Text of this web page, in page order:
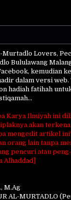
Murtadlo Lovers,
Bululawang
kemudian
dalam versi web.
hadiah fatihah
Karya Ilmiyah ini
akan
mengedit artikel
orang lain tanpa
pencuri atau
Alhaddad]
M.Ag
AL-MURTADLO